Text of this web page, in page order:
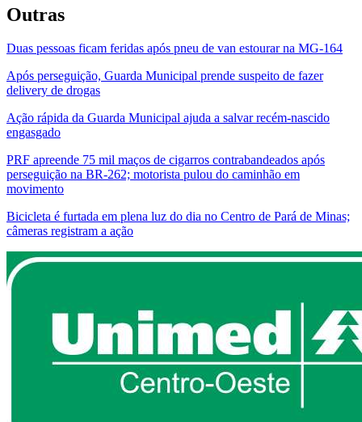
Outras
Duas pessoas ficam feridas após pneu de van estourar na MG-164
Após perseguição, Guarda Municipal prende suspeito de fazer
delivery de drogas
Ação rápida da Guarda Municipal ajuda a salvar recém-nascido
engasgado
PRF apreende 75 mil maços de cigarros contrabandeados após
perseguição na BR-262; motorista pulou do caminhão em
movimento
Bicicleta é furtada em plena luz do dia no Centro de Pará de Minas;
câmeras registram a ação